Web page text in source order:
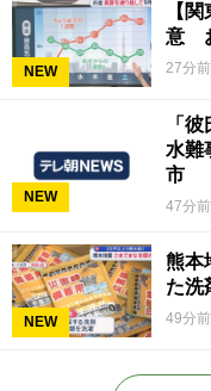
NEW
【
意
27分前
NEW
「
水
市
47分前
NEW
熊本
た洗
49分前